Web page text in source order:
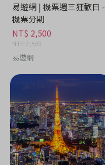
易遊網 | 機票週三狂歡日 -
機票分期
NT$ 2,500
NT$ 2,500
易遊網